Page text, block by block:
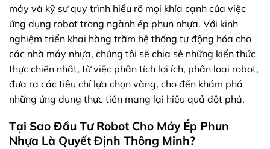
máy và kỹ sư quy trình hiểu rõ mọi khía cạnh của việc
ứng dụng robot trong ngành ép phun nhựa. Với kinh
nghiệm triển khai hàng trăm hệ thống tự động hóa cho
các nhà máy nhựa, chúng tôi sẽ chia sẻ những kiến thức
thực chiến nhất, từ việc phân tích lợi ích, phân loại robot,
đưa ra các tiêu chí lựa chọn vàng, cho đến khám phá
những ứng dụng thực tiễn mang lại hiệu quả đột phá.
Tại Sao Đầu Tư Robot Cho Máy Ép Phun
Nhựa Là Quyết Định Thông Minh?